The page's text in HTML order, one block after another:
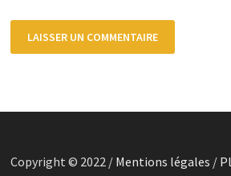
Copyright © 2022 / Mentions légales /